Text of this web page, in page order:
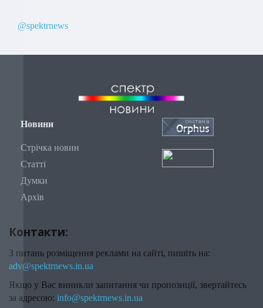
@spektrnews
Новини
Стрічка новин
Статті
Думки
Архів
Контакти:
З питань розміщення реклами на сайті, пишіть на:
adv@spektrnews.in.ua
Якщо у Вас виникли запитання чи пропозиції, звертайтесь
за адресою: info@spektrnews.in.ua